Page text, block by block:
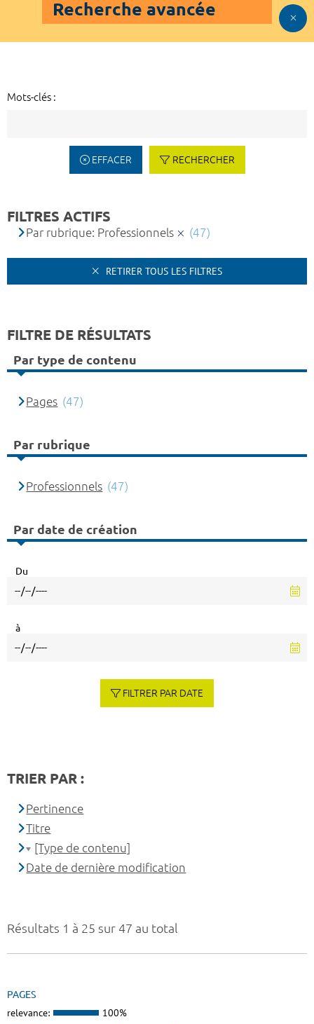
Recherche avancée
Mots-clés :
EFFACER RECHERCHER
Résultats 1 à 25 sur 47 au total
PAGES
relevance: 100%
FILTRES ACTIFS
Par rubrique: Professionnels (47)
RETIRER TOUS LES FILTRES
FILTRE DE RÉSULTATS
Par type de contenu
Pages (47)
Par rubrique
Professionnels (47)
Par date de création
Du
à
FILTRER PAR DATE
TRIER PAR :
Pertinence
Titre
[Type de contenu]
Date de dernière modification